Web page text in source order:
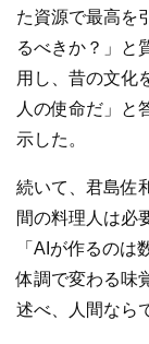
た資源で最高を
るべきか？」と
用し、昔の文化
人の使命だ」と
示した。
続いて、君島佐
間の料理人は必
「AIが作るの
体調で変わる味
述べ、人間なら